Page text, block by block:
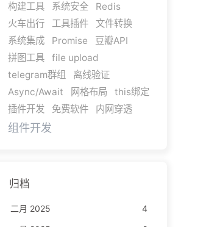
构建工具
系统安全
Redis
火车出行
工具插件
文件转换
系统集成
Promise
豆瓣API
拼图工具
file upload
telegram群组
离线验证
Async/Await
网格布局
this绑定
插件开发
免费软件 内网穿透
组件开发
归档
二月 2025
4